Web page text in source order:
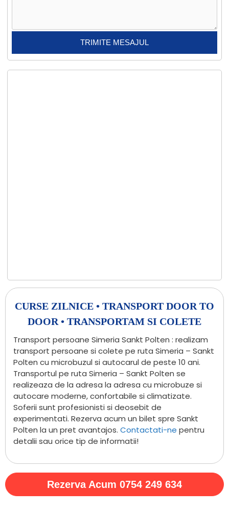
CURSE ZILNICE • TRANSPORT DOOR TO
DOOR • TRANSPORTAM SI COLETE
Transport persoane Simeria Sankt Polten : realizam
transport persoane si colete pe ruta Simeria – Sankt
Polten cu microbuzul si autocarul de peste 10 ani.
Transportul pe ruta Simeria – Sankt Polten se
realizeaza de la adresa la adresa cu microbuze si
autocare moderne, confortabile si climatizate.
Soferii sunt profesionisti si deosebit de
experimentati. Rezerva acum un bilet spre Sankt
Polten la un pret avantajos. Contactati-ne pentru
detalii sau orice tip de informatii!
Rezerva Acum 0754 249 634